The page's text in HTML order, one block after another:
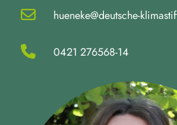
hueneke@deutsche-
0421 276568-14